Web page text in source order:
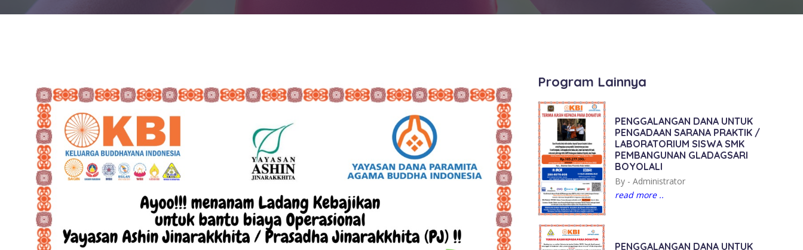
Program Lainnya
PENGGALANGAN DANA UNTUK
PENGADAAN SARANA PRAKTIK /
LABORATORIUM SISWA SMK
PEMBANGUNAN GLADAGSARI
BOYOLALI
By -Administrator
read more ..
PENGGALANGAN DANA UNTUK